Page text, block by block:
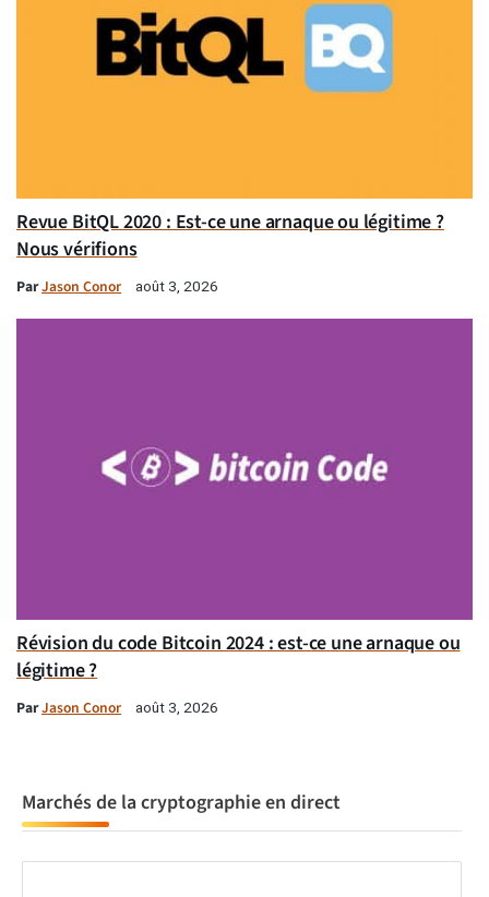
Revue BitQL 2020 : Est-ce une arnaque ou légitime ?
Nous vérifions
ParJason Conor août 3, 2026
Révision du code Bitcoin 2024 : est-ce une arnaque ou
légitime ?
ParJason Conor août 3, 2026
Marchés de la cryptographie en direct